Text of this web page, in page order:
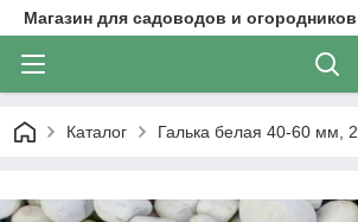
Магазин для садоводов и огородников
Каталог Галька белая 40-60 мм,